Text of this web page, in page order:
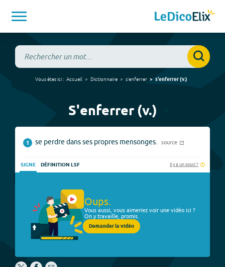
Vous êtes ici : Accueil Dictionnaire s'enferrer s'enferrer(v.)
S'enferrer (v.)
1 se perdre dans ses propres mensonges. source
SIGNE DÉFINITION LSF Il y a un souci ?
Oups.
Vous aussi, vous aimeriez voir une vidéo ici ?
On y travaille, promis.
Demander la vidéo